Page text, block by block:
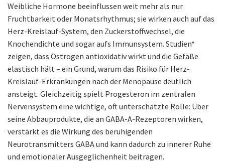
Weibliche Hormone beeinflussen weit mehr als nur
Fruchtbarkeit oder Monatsrhythmus; sie wirken auch auf das
Herz-Kreislauf-System, den Zuckerstoffwechsel, die
Knochendichte und sogar aufs Immunsystem. Studien*
zeigen, dass Östrogen antioxidativ wirkt und die Gefäße
elastisch hält – ein Grund, warum das Risiko für Herz-
Kreislauf-Erkrankungen nach der Menopause deutlich
ansteigt. Gleichzeitig spielt Progesteron im zentralen
Nervensystem eine wichtige, oft unterschätzte Rolle: Über
seine Abbauprodukte, die an GABA-A-Rezeptoren wirken,
verstärkt es die Wirkung des beruhigenden
Neurotransmitters GABA und kann dadurch zu innerer Ruhe
und emotionaler Ausgeglichenheit beitragen.